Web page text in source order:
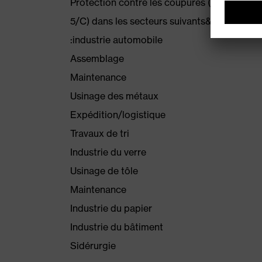
5/C) dans les secteurs suivants&nbsp
:industrie automobile
Assemblage
Maintenance
Usinage des métaux
Expédition/logistique
Travaux de tri
Industrie du verre
Usinage de tôle
Maintenance
Industrie du papier
Industrie du bâtiment
Sidérurgie